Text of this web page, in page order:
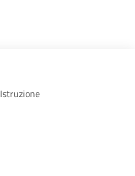
Istruzione